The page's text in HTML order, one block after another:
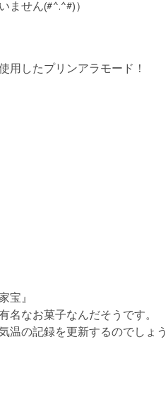
せん(#^.^#)）
用したプリンアラモード！
宝』
なお菓子なんだそうです。
温の記録を更新するのでしょう